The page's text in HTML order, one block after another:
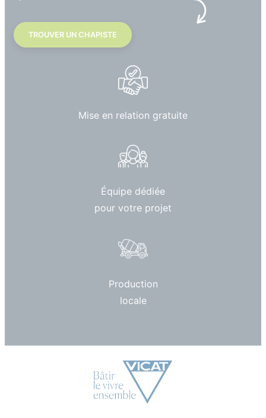
TROUVER UN CHAPISTE
Mise en relation gratuite
Équipe dédiée
pour votre projet
Production
locale